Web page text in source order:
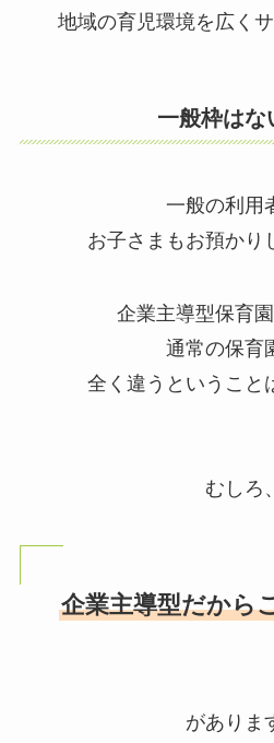
地域の育児環境を広く
一般枠はな
一般の利用
お子さまもお預かり
企業主導型保育園
通常の保育
全く違うということ
むしろ、
企業主導型だから
がありま